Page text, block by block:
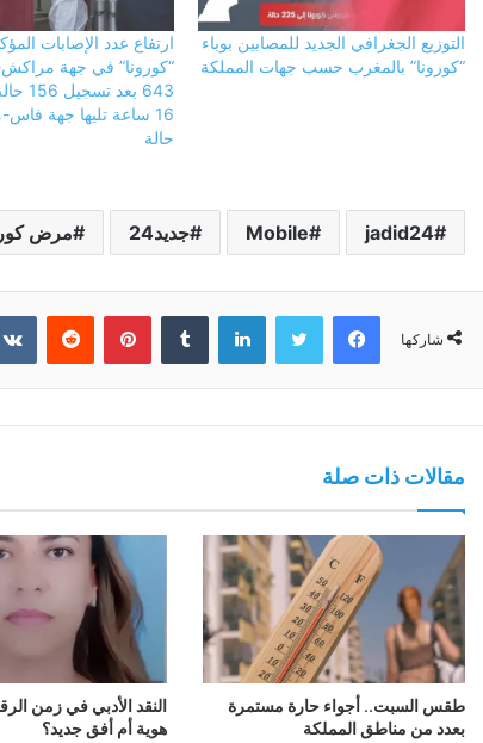
التوزيع الجغرافي الجديد للمصابين بوباء
“كورونا” بالمغرب حسب جهات المملكة
ارتفاع عدد الإصابات
“كورونا” في جهة
643
حالة
jadid24
Mobile جديد24 مرض
شاركها
فيسبوك تويتر لينكدإن بينتيريست
مقالات ذات صلة
طقس السبت.. أجواء حارة مستمرة
بعدد من مناطق المملكة
النقد الأدبي في زمن
هوية أم أفق جديد؟